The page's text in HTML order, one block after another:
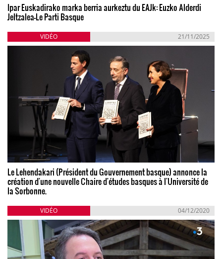
Ipar Euskadirako marka berria aurkeztu du EAJk: Euzko Alderdi
Jeltzalea-Le Parti Basque
VIDÉO 21/11/2025
Le Lehendakari (Président du Gouvernement basque) annonce la
création d'une nouvelle Chaire d'études basques à l'Université de
la Sorbonne.
VIDÉO 04/12/2020